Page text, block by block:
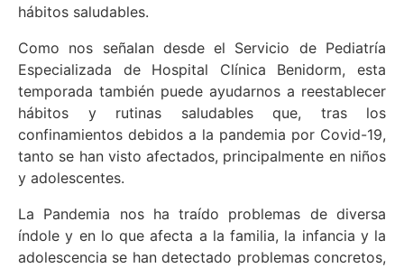
hábitos saludables.
Como nos señalan desde el Servicio de Pediatría
Especializada de Hospital Clínica Benidorm, esta
temporada también puede ayudarnos a reestablecer
hábitos y rutinas saludables que, tras los
confinamientos debidos a la pandemia por Covid-19,
tanto se han visto afectados, principalmente en niños
y adolescentes.
La Pandemia nos ha traído problemas de diversa
índole y en lo que afecta a la familia, la infancia y la
adolescencia se han detectado problemas concretos,